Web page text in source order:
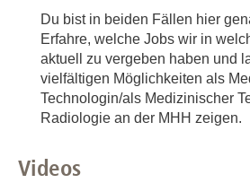
Du bist in beiden Fällen hier
Erfahre, welche Jobs wir in
aktuell zu vergeben haben und
vielfältigen Möglichkeiten als
Technologin/als Medizinischer
Radiologie an der MHH zeigen.
Videos